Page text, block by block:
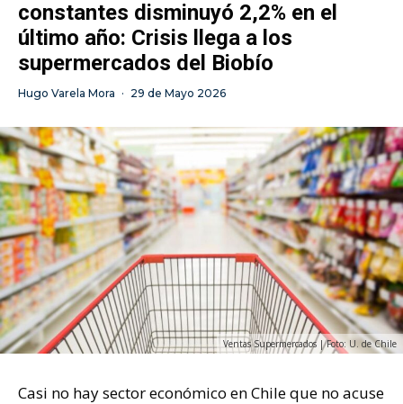
constantes disminuyó 2,2% en el
último año: Crisis llega a los
supermercados del Biobío
Hugo Varela Mora · 29 de Mayo 2026
Ventas Supermercados | Foto: U. de Chile
Casi no hay sector económico en Chile que no acuse